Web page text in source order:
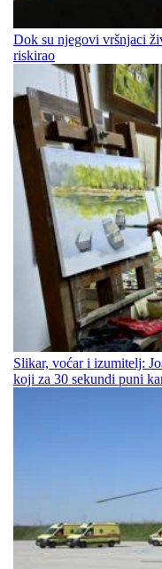
Dok su njegovi vršnjaci
riskirao
Slikar, voćar i izumitelj:
koji za 30 sekundi puni